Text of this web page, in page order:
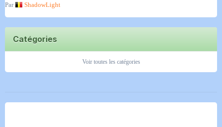
Par ShadowLight
Catégories
Voir toutes les catégories